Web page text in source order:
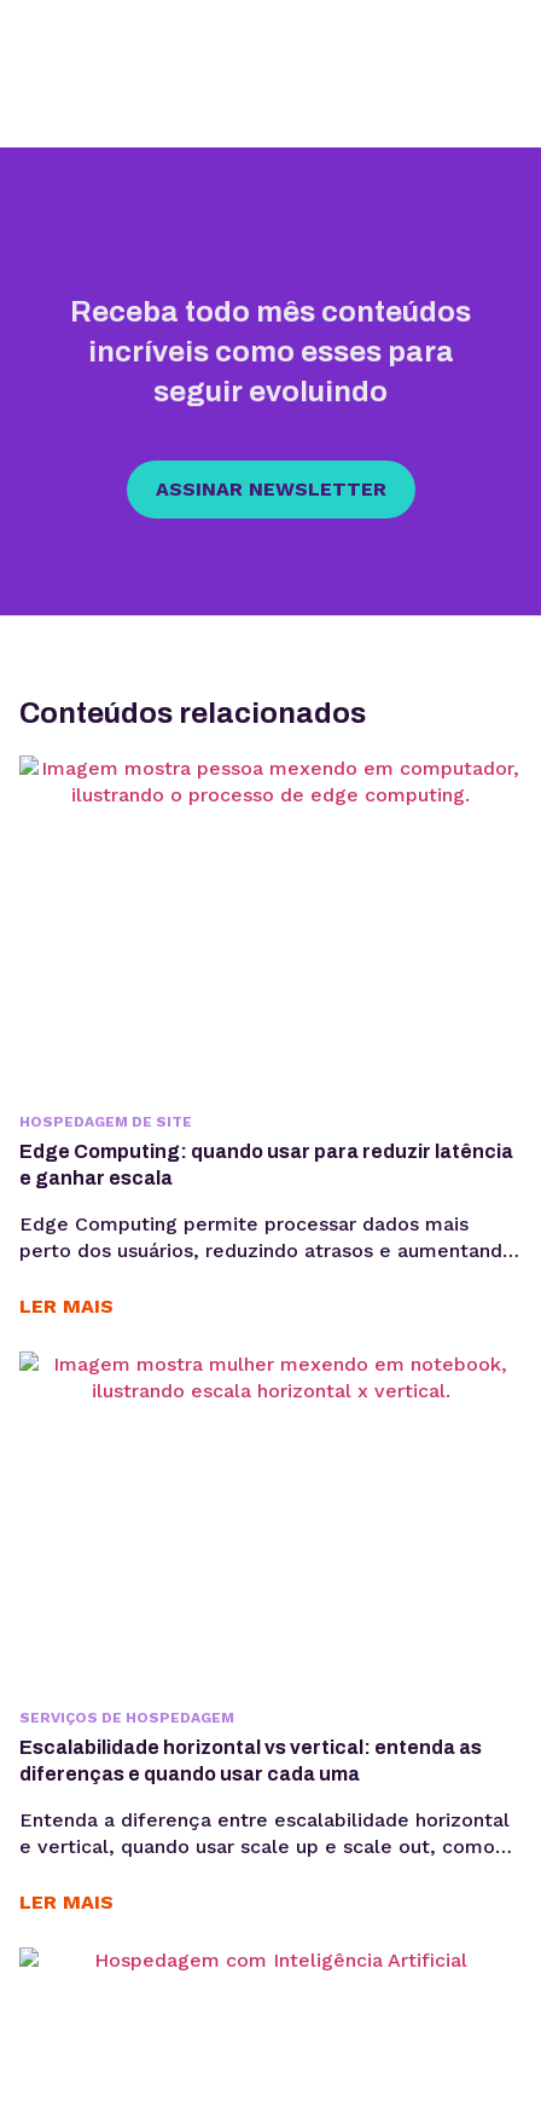
Receba todo mês conteúdos
incríveis como esses para
seguir evoluindo
ASSINAR NEWSLETTER
Conteúdos relacionados
HOSPEDAGEM DE SITE
Edge Computing: quando usar para reduzir latência
e ganhar escala
Edge Computing permite processar dados mais
perto dos usuários, reduzindo atrasos e aumentando
funciona, quais são seus benefícios e quando adotar
Aplicações modernas precisam responder cada vez
mais rápido. Seja em plataformas SaaS, e-
LER MAIS
SERVIÇOS DE HOSPEDAGEM
Escalabilidade horizontal vs vertical: entenda as
diferenças e quando usar cada uma
Entenda a diferença entre escalabilidade horizontal
e vertical, quando usar scale up e scale out, como
faz mais sentido para sua aplicação. Quando uma
nem sempre resolve problemas de performance. Em
LER MAIS